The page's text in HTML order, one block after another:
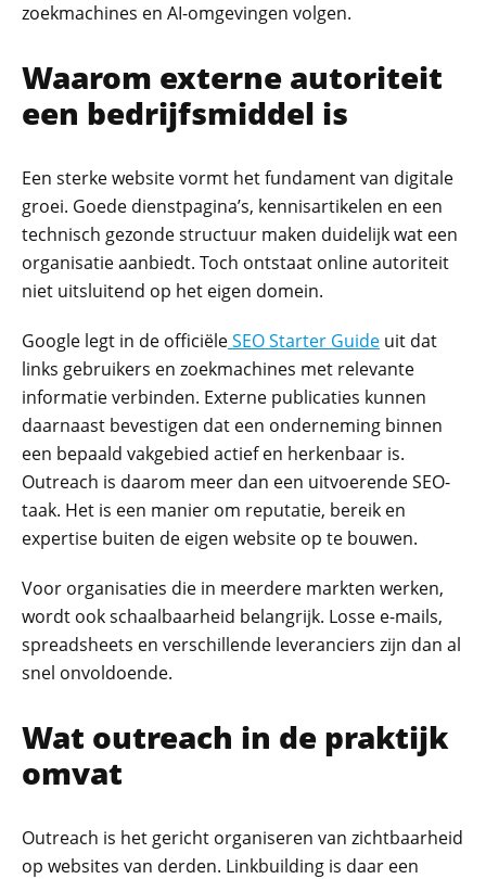
zoekmachines en AI-omgevingen volgen.
Waarom externe autoriteit
een bedrijfsmiddel is
Een sterke website vormt het fundament van digitale
groei. Goede dienstpagina’s, kennisartikelen en een
technisch gezonde structuur maken duidelijk wat een
organisatie aanbiedt. Toch ontstaat online autoriteit
niet uitsluitend op het eigen domein.
Google legt in de officiëleSEO Starter Guide uit dat
links gebruikers en zoekmachines met relevante
informatie verbinden. Externe publicaties kunnen
daarnaast bevestigen dat een onderneming binnen
een bepaald vakgebied actief en herkenbaar is.
Outreach is daarom meer dan een uitvoerende SEO-
taak. Het is een manier om reputatie, bereik en
expertise buiten de eigen website op te bouwen.
Voor organisaties die in meerdere markten werken,
wordt ook schaalbaarheid belangrijk. Losse e-mails,
spreadsheets en verschillende leveranciers zijn dan al
snel onvoldoende.
Wat outreach in de praktijk
omvat
Outreach is het gericht organiseren van zichtbaarheid
op websites van derden. Linkbuilding is daar een